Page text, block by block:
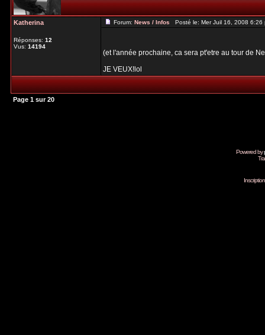
Katherina
Réponses:12
Vus:14194
Forum:News / InfosPosté le: Mer Juil 16, 2008
(et l'année prochaine, ca sera pt'etre au tour de
JE VEUX!lol
Page 1 sur20
Powered by